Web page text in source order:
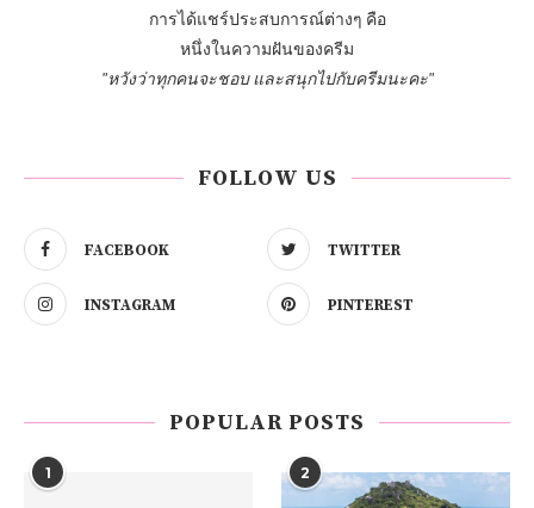
การได้แชร์ประสบการณ์ต่างๆ คือ
หนึ่งในความฝันของครีม
"หวังว่าทุกคนจะชอบ และสนุกไปกับครีมนะคะ"
FOLLOW US
FACEBOOK TWITTER
INSTAGRAM PINTEREST
POPULAR POSTS
1 2